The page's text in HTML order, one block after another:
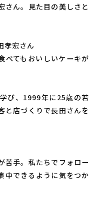
さん。見た目の美しさと
孝宏さん
べてもおいしいケーキが
び、1999年に25歳の若
と店づくりで長田さんを
苦手。私たちでフォロー
中できるように気をつか